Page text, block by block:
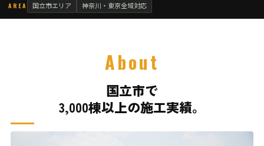
AREA 国立市エリア 神奈川・東京全域対応
About
国立市で
3,000棟以上の施工実績。